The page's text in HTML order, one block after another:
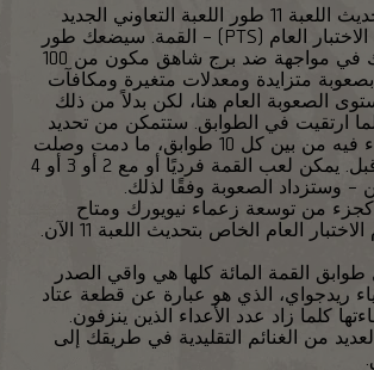
سيأتي أيضًا في تحديث اللعبة 11 طور اللعبة التعاوني الجديد
المدرج على خادم الاختبار العام (PTS) – القمة. سيضعك طور
القمة أنت وفرقتك في مواجهة ضد برج شاهق مكون من 100
متزايدة ومعدلات متغيرة ومكافآت
الصعوبة العام هنا، لكن بدلاً من ذلك
ارتقيت في الطوابق. ستتمكن من تحديد
أي طابق تريد البدء فيه من بين كل 10 طوابق، ما دمت وصلت
إلى هذا الحد من قبل. يمكن لعب القمة فرديًا أو مع 2 أو 3 أو 4
– وستزداد الصعوبة وفقًا لذلك.
من توسعة زعماء نيويورك ومتاح
للتجربة على خادم الاختبار العام الخاص بتحديث اللعبة 11 الآن.
القمة المائة كلها هي واقي الصدر
ريدجواي، الذي هو عبارة عن قطعة عتاد
كلما زاد عدد الأعداء الذين ينزفون.
من الغنائم التقليدية في طريقك إلى